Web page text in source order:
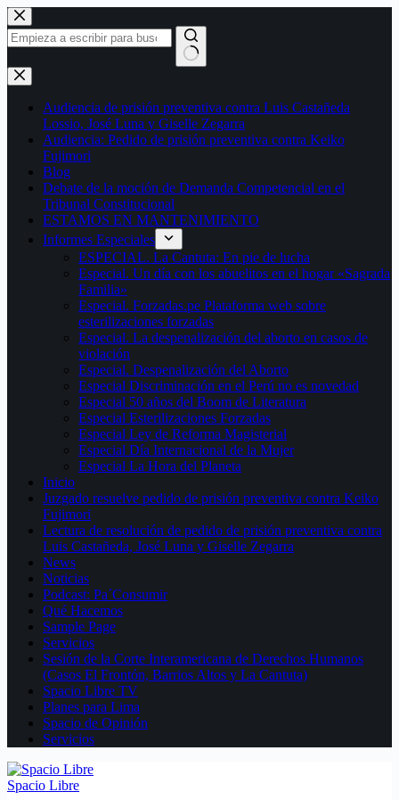
Saltar
al
contenido
Sin
resultados
Audiencia de prisión preventiva contra Luis Castañeda
Lossio, José Luna y Giselle Zegarra
Audiencia: Pedido de prisión preventiva contra Keiko
Fujimori
Blog
Debate de la moción de Demanda Competencial en el
Tribunal Constitucional
ESTAMOS EN MANTENIMIENTO
Informes Especiales
ESPECIAL. La Cantuta: En pie de lucha
Especial. Un día con los abuelitos en el hogar «Sagrada
Familia»
Especial. Forzadas.pe Plataforma web sobre
esterilizaciones forzadas
Especial. La despenalización del aborto en casos de
violación
Especial. Despenalización del Aborto
Especial Discriminación en el Perú no es novedad
Especial 50 años del Boom de Literatura
Especial Esterilizaciones Forzadas
Especial Ley de Reforma Magisterial
Especial Día Internacional de la Mujer
Especial La Hora del Planeta
Inicio
Juzgado resuelve pedido de prisión preventiva contra Keiko
Fujimori
Lectura de resolución de pedido de prisión preventiva contra
Luis Castañeda, José Luna y Giselle Zegarra
News
Noticias
Podcast: Pa´Consumir
Qué Hacemos
Sample Page
Servicios
Sesión de la Corte Interamericana de Derechos Humanos
(Casos El Frontón, Barrios Altos y La Cantuta)
Spacio Libre TV
Planes para Lima
Spacio de Opinión
Servicios
Spacio Libre